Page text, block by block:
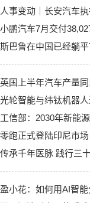
人事变动｜长安汽车
小鹏汽车7月交付
斯巴鲁在中国已经躺平
英国上半年汽车产量
光轮智能与纬钛机器
工信部：2030年新能
零跑正式登陆印尼市
传承千年医脉 践行三
盈小花：如何用AI智